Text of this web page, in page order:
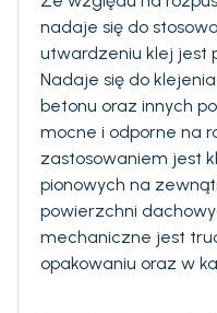
nadaje się do
utwardzeniu klej jest
Nadaje się do
betonu oraz innych
mocne i odporne na
zastosowaniem jest
pionowych na
powierzchni
mechaniczne jest
opakowaniu oraz w